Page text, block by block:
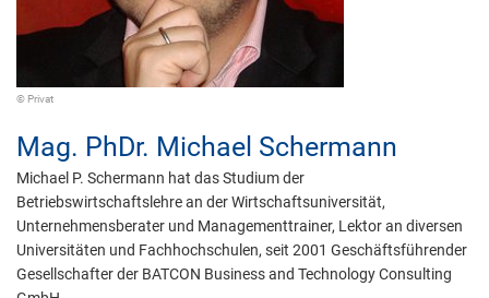
© Privat
Mag. PhDr. Michael Schermann
Michael P. Schermann hat das Studium der
Betriebswirtschaftslehre an der Wirtschaftsuniversität,
Unternehmensberater und Managementtrainer, Lektor an diversen
Universitäten und Fachhochschulen, seit 2001 Geschäftsführender
Gesellschafter der BATCON Business and Technology Consulting